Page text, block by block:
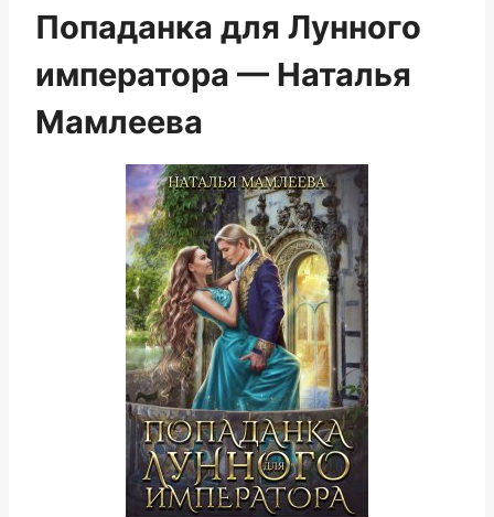
Попаданка для Лунного
императора — Наталья
Мамлеева